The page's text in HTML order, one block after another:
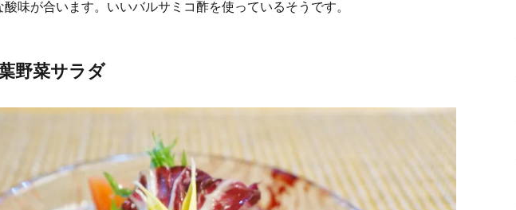
味が合います。いいバルサミコ酢を使っているそうです。
野菜サラダ